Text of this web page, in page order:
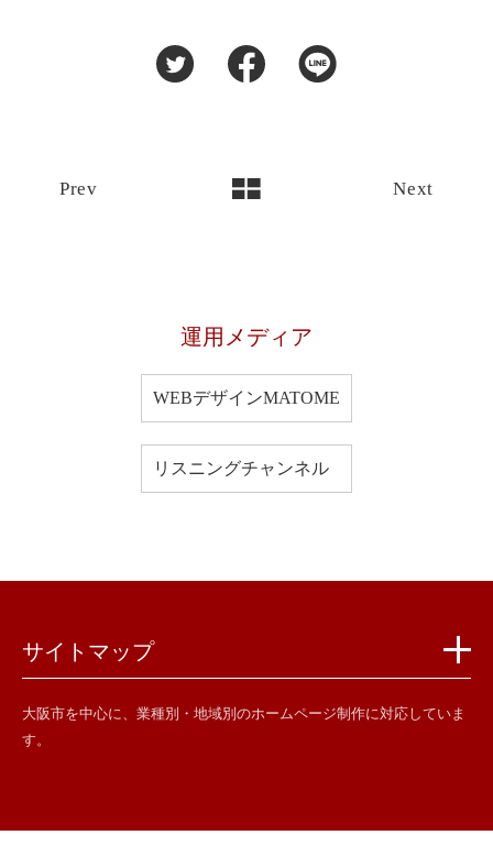
Next
Prev
運用メディア
WEBデザインMATOME
リスニングチャンネル
サイトマップ
大阪市を中心に、業種別・地域別のホームページ制作に対応していま
す。